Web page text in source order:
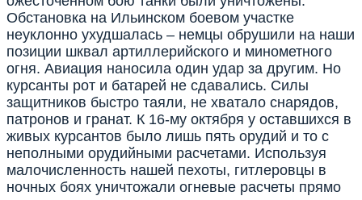
Обстановка на Ильинском боевом участке
неуклонно ухудшалась – немцы обрушили на наши
позиции шквал артиллерийского и минометного
огня. Авиация наносила один удар за другим. Но
курсанты рот и батарей не сдавались. Силы
защитников быстро таяли, не хватало снарядов,
патронов и гранат. К 16-му октября у оставшихся в
живых курсантов было лишь пять орудий и то с
неполными орудийными расчетами. Используя
малочисленность нашей пехоты, гитлеровцы в
ночных боях уничтожали огневые расчеты прямо